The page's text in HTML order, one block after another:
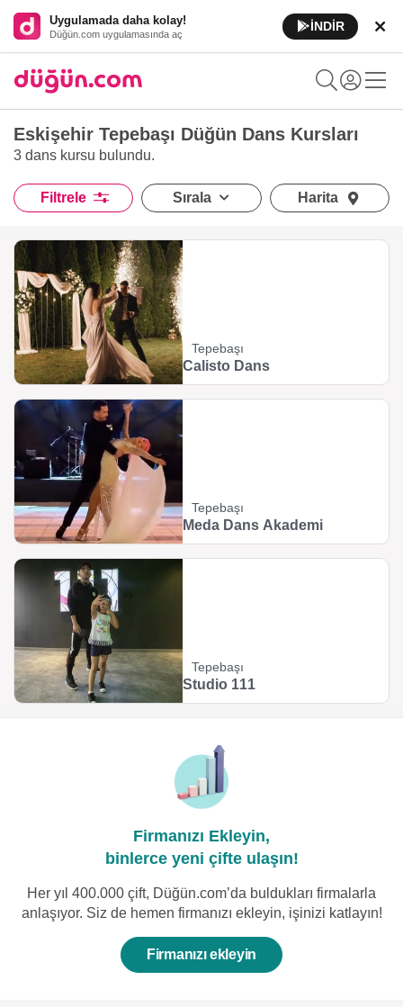
Uygulamada daha kolay!
Düğün.com uygulamasında aç
İNDİR
Eskişehir Tepebaşı Düğün Dans Kursları
3 dans kursu bulundu.
Filtrele Sırala Harita
Tepebaşı
Calisto Dans
Tepebaşı
Meda Dans Akademi
Tepebaşı
Studio 111
Firmanızı Ekleyin,
binlerce yeni çifte ulaşın!
Her yıl 400.000 çift, Düğün.com’da buldukları firmalarla
anlaşıyor. Siz de hemen firmanızı ekleyin, işinizi katlayın!
Firmanızı ekleyin